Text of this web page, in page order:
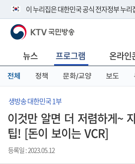
이 누리집은 대한민국 공식 전자정부 누리
공식 누리집 주소 확인하기
니다.
이밖에 or.kr 또는 .kr등 다른 도메인 주소
서 도메인 주소를 확인해 보세요
KTV 국민방송
뉴스 프로그램 온라인
전체 정책 문화/교양 보도
생방송 대한민국 1부
이것만 알면 더 저렴하게~
팁! [돈이 보이는 VCR]
등록일 : 2023.05.12